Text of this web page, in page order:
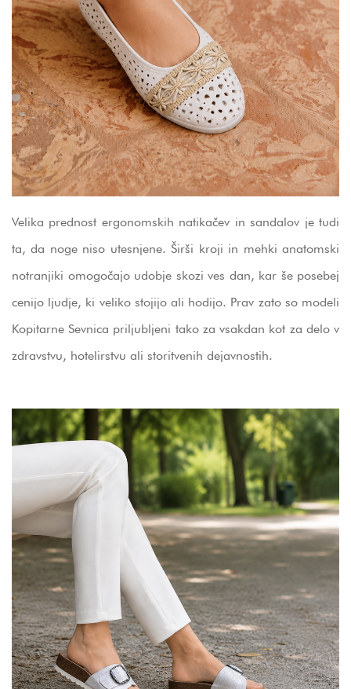
Velika prednost ergonomskih natikačev in sandalov je tudi
ta, da noge niso utesnjene. Širši kroji in mehki anatomski
notranjiki omogočajo udobje skozi ves dan, kar še posebej
cenijo ljudje, ki veliko stojijo ali hodijo. Prav zato so modeli
Kopitarne Sevnica priljubljeni tako za vsakdan kot za delo v
zdravstvu, hotelirstvu ali storitvenih dejavnostih.